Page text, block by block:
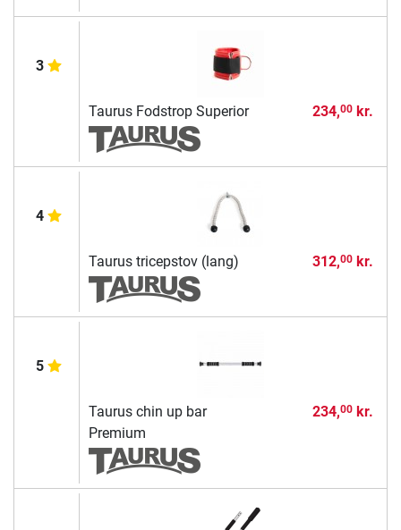
3
Taurus Fodstrop Superior 234,00kr.
4
Taurus tricepstov (lang) 312,00kr.
5
Taurus chin up bar
Premium
234,00kr.